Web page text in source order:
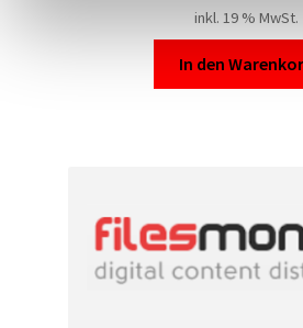
inkl. 19 % MwSt.
In den